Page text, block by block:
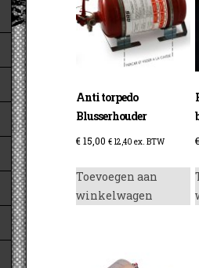
Anti torpedo
Blusserhouder
€15,00 € 12,40 ex. BTW
Toevoegen aan
winkelwagen
€